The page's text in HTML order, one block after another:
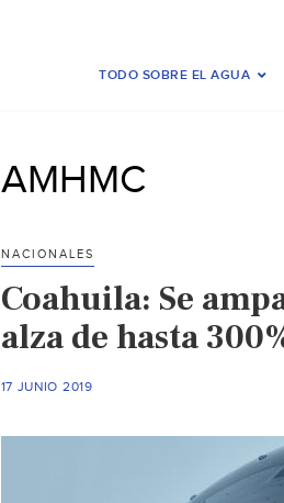
TODO SOBRE EL AGUA
AMHMC
NACIONALES
Coahuila: Se
alza de hasta
17 JUNIO 2019